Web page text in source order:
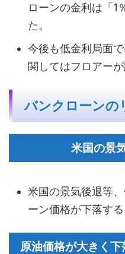
ローンの金利は「1
た。
今後も低金利局面
関してはフロアー
バンクローンの
米国の景
米国の景気後退等
ーン価格が下落する
原油価格が大きく